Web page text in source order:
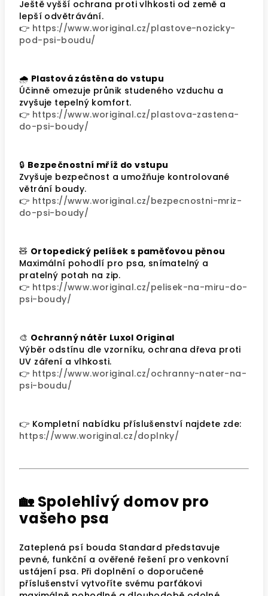
Ještě vyšší ochrana proti vlhkosti od země a
lepší odvětrávání.
👉 https://www.woriginal.cz/plastove-nozicky-
pod-psi-boudu/
🌧️ Plastová zástěna do vstupu
Účinně omezuje průnik studeného vzduchu a
zvyšuje tepelný komfort.
👉 https://www.woriginal.cz/plastova-zastena-
do-psi-boudy/
🔒 Bezpečnostní mříž do vstupu
Zvyšuje bezpečnost a umožňuje kontrolované
větrání boudy.
👉 https://www.woriginal.cz/bezpecnostni-mriz-
do-psi-boudy/
🧸 Ortopedický pelíšek s paměťovou pěnou
Maximální pohodlí pro psa, snímatelný a
pratelný potah na zip.
👉 https://www.woriginal.cz/pelisek-na-miru-do-
psi-boudy/
🎨 Ochranný nátěr Luxol Original
Výběr odstínu dle vzorníku, ochrana dřeva proti
UV záření a vlhkosti.
👉 https://www.woriginal.cz/ochranny-nater-na-
psi-boudu/
👉 Kompletní nabídku příslušenství najdete zde:
https://www.woriginal.cz/doplnky/
🏡 Spolehlivý domov pro
vašeho psa
Zateplená psí bouda Standard představuje
pevné, funkční a ověřené řešení pro venkovní
ustájení psa. Při doplnění o doporučené
příslušenství vytvoříte svému parťákovi